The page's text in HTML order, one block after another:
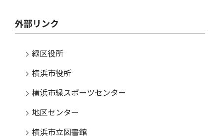
外部リンク
緑区役所
横浜市役所
横浜市緑スポーツセンター
地区センター
横浜市立図書館